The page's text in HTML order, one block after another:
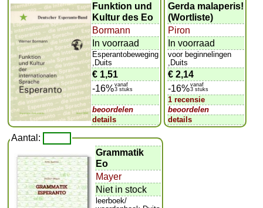
Funktion und
Kultur des Eo
Bormann
In voorraad
Esperantobeweging
,Duits
€ 1,51
-16%vanaf
3 stuks
beoordelen
details
Gerda malaperis!
(Wortliste)
Piron
In voorraad
voor beginnelingen
,Duits
€ 2,14
-16%vanaf
3 stuks
1 recensie
beoordelen
details
Aantal:
Grammatik
Eo
Mayer
Niet in stock
leerboek/